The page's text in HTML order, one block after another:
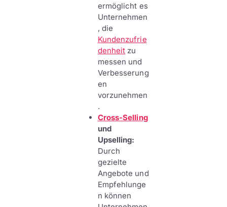
ermöglicht es
Unternehmen
, die
Kundenzufrie
denheit zu
messen und
Verbesserung
en
vorzunehmen
.
Cross-Selling
und
Upselling:
Durch
gezielte
Angebote und
Empfehlunge
n können